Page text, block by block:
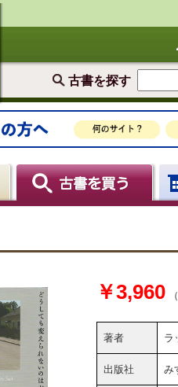
古書を探す
￥3,960
著者 ラ
出版社 み